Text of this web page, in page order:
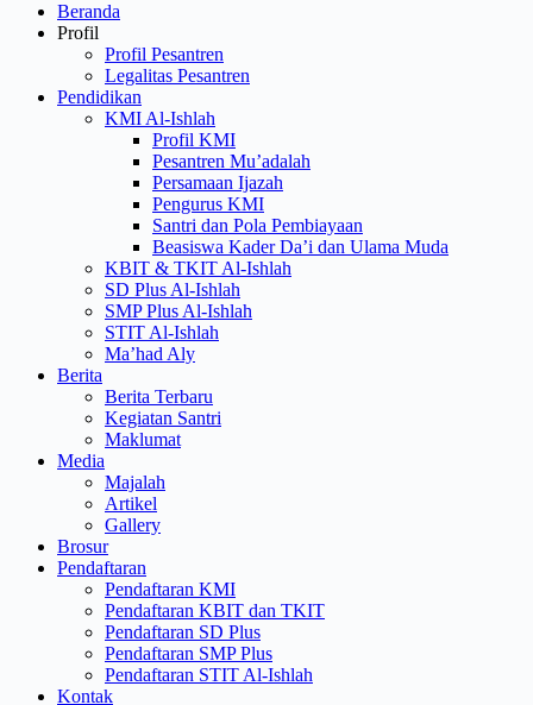
Beranda
Profil
Profil Pesantren
Legalitas Pesantren
Pendidikan
KMI Al-Ishlah
Profil KMI
Pesantren Mu’adalah
Persamaan Ijazah
Pengurus KMI
Santri dan Pola Pembiayaan
Beasiswa Kader Da’i dan Ulama Muda
KBIT & TKIT Al-Ishlah
SD Plus Al-Ishlah
SMP Plus Al-Ishlah
STIT Al-Ishlah
Ma’had Aly
Berita
Berita Terbaru
Kegiatan Santri
Maklumat
Media
Majalah
Artikel
Gallery
Brosur
Pendaftaran
Pendaftaran KMI
Pendaftaran KBIT dan TKIT
Pendaftaran SD Plus
Pendaftaran SMP Plus
Pendaftaran STIT Al-Ishlah
Kontak